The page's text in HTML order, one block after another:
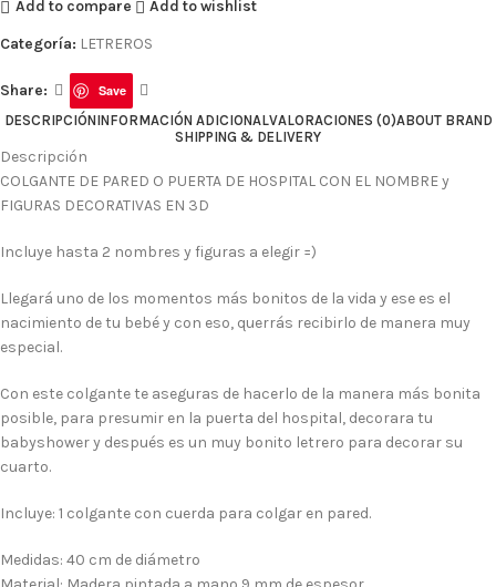
Add to compare
Add to wishlist
Categoría: LETREROS
Share:
Save
DESCRIPCIÓNINFORMACIÓN ADICIONALVALORACIONES (0)ABOUT BRAND
SHIPPING & DELIVERY
Descripción
COLGANTE DE PARED O PUERTA DE HOSPITAL CON EL NOMBRE y
FIGURAS DECORATIVAS EN 3D
Incluye hasta 2 nombres y figuras a elegir =)
Llegará uno de los momentos más bonitos de la vida y ese es el
nacimiento de tu bebé y con eso, querrás recibirlo de manera muy
especial.
Con este colgante te aseguras de hacerlo de la manera más bonita
posible, para presumir en la puerta del hospital, decorara tu
babyshower y después es un muy bonito letrero para decorar su
cuarto.
Incluye: 1 colgante con cuerda para colgar en pared.
Medidas: 40 cm de diámetro